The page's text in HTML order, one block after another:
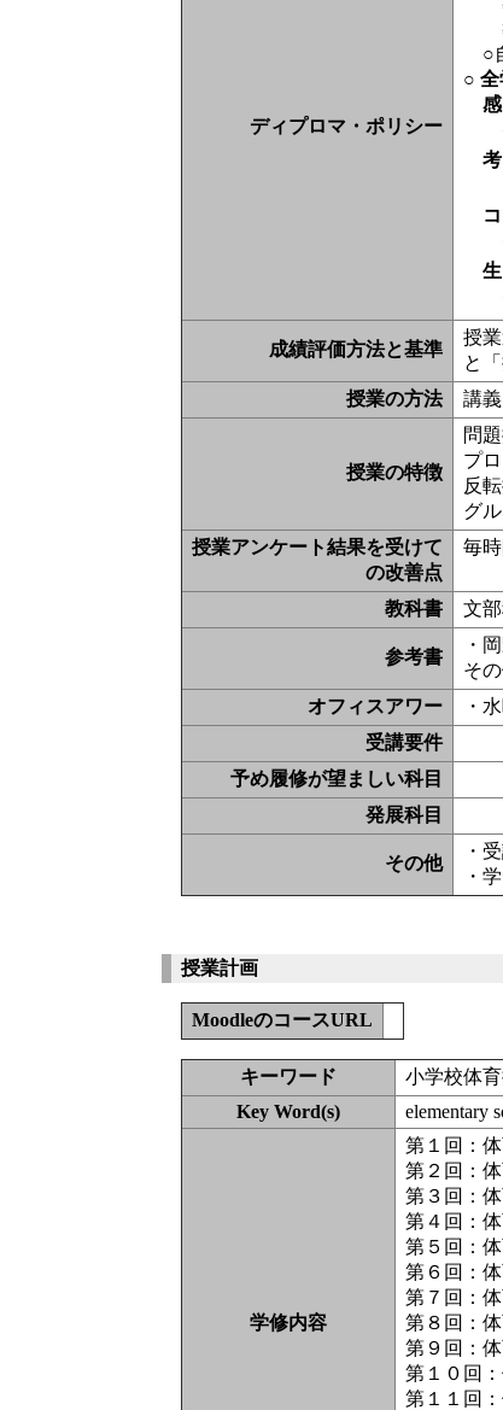
ディプロマ・ポリシー
○
○
成績評価方法と基準
授
と
授業の方法
講義
授業の特徴
問
プ
反
グ
授業アンケート結果を受けて
の改善点
毎
教科書 文
参考書
・
そ
オフィスアワー
・
受講要件
予め履修が望ましい科目
発展科目
その他
・
・
授業計画
MoodleのコースURL
キーワード
小学校体
Key Word(s)
elementary
学修内容
第１回：
第２回：
第３回：
第４回：
第５回：
第６回：
第７回：
第８回：
第９回：
第１０回
第１１回